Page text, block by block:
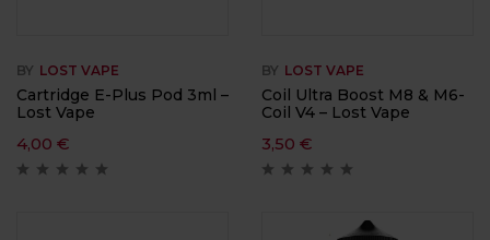
BY LOST VAPE
Cartridge E-Plus Pod 3ml –
Lost Vape
4,00 €
BY LOST VAPE
Coil Ultra Boost M8 & M6-
Coil V4 – Lost Vape
3,50 €